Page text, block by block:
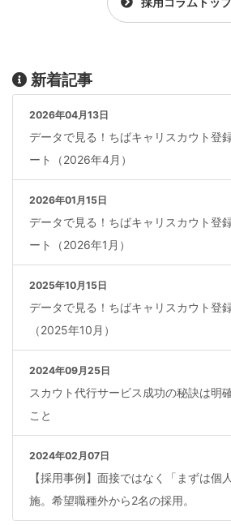
新着記事
2026年04月13日
データで見る！ちばキャリスカウト登
ート（2026年4月）
2026年01月15日
データで見る！ちばキャリスカウト登
ート（2026年1月）
2025年10月15日
データで見る！ちばキャリスカウト登
（2025年10月）
2024年09月25日
スカウト代行サービス成功の秘訣は明
こと
2024年02月07日
【採用事例】面接ではなく「まずは個
施。希望職種外から2名の採用。